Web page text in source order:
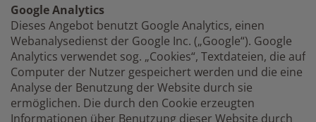
Google Analytics
Dieses Angebot benutzt Google Analytics, einen
Webanalysedienst der Google Inc. („Google“). Google
Analytics verwendet sog. „Cookies“, Textdateien, die auf
Computer der Nutzer gespeichert werden und die eine
Analyse der Benutzung der Website durch sie
ermöglichen. Die durch den Cookie erzeugten
Informationen über Benutzung dieser Website durch